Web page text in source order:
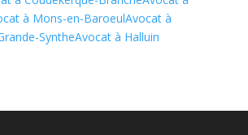
à Mons-en-BaroeulAvocat à
SyntheAvocat à Halluin